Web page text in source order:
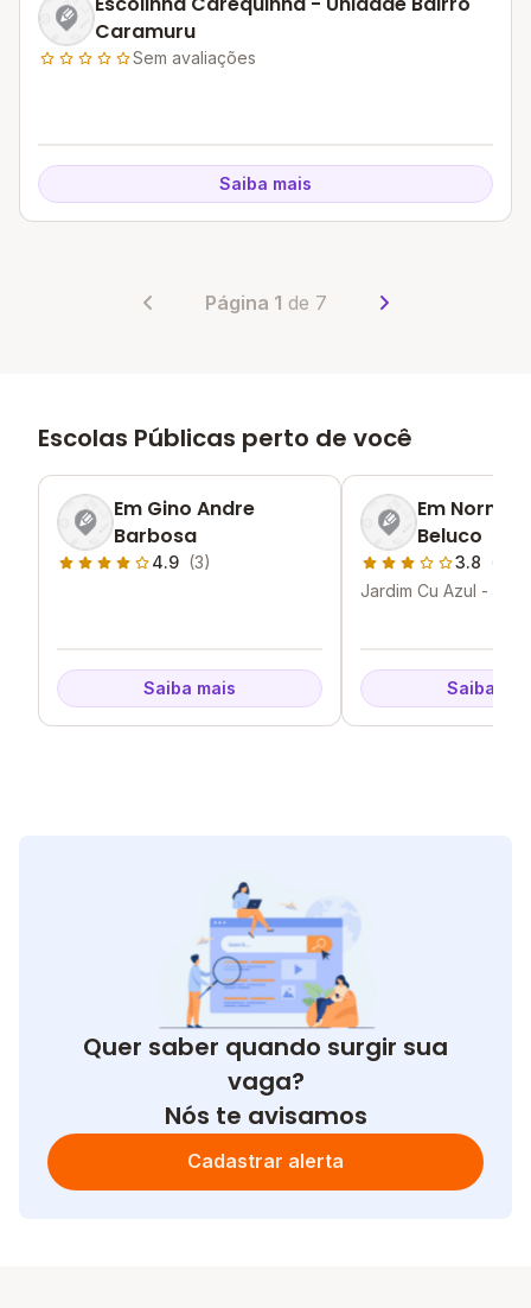
Caramuru
Sem avaliações
Saiba mais
Página 1 de 7
Escolas Públicas perto de você
Em Gino Andre
Barbosa
4.9 (3)
Saiba mais
Em Norma
Beluco
3.8 (1)
Jardim Cu Azul -
Saiba
Quer saber quando surgir sua
vaga?
Nós te avisamos
Cadastrar alerta